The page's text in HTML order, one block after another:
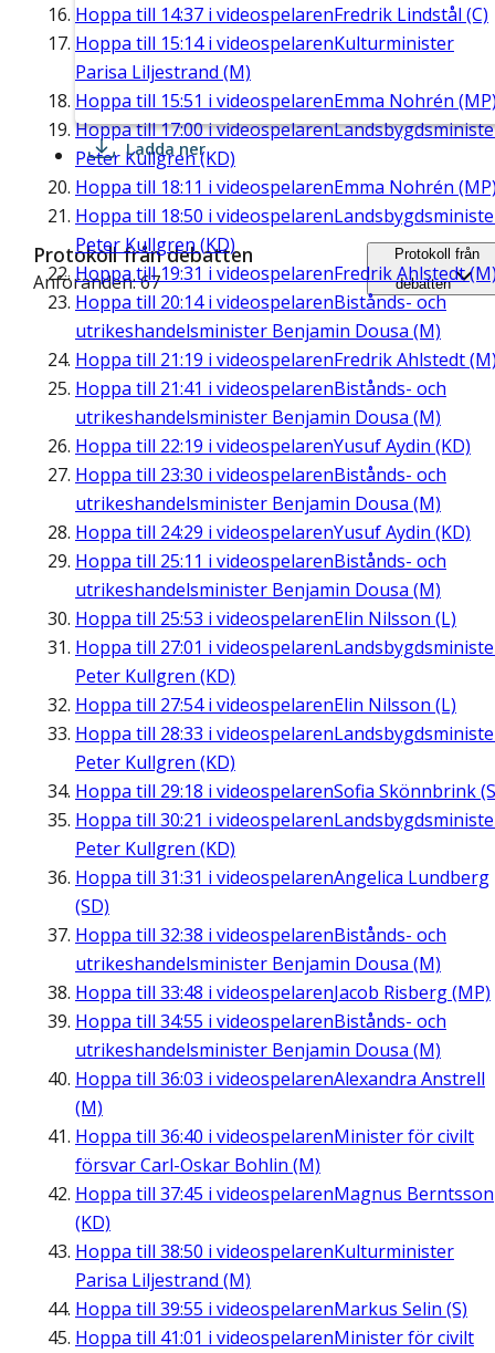
Hoppa till 14:37 i videospelarenFredrik Lindstål (C)
Hoppa till 15:14i videospelarenKulturminister
Parisa Liljestrand (M)
Hoppa till 15:51 i videospelarenEmma Nohrén
Hoppa till17:00i videospelaren
Peter Kullgren (KD)
Hoppa till 18:11 i videospelarenEmma Nohrén
Hoppa till 18:50 i videospelaren
Peter Kullgren (KD)
Hoppa till19:31 i videospelarenFredrik Ahlstedt
Hoppa till 20:14i videospelarenBistånds- och
utrikeshandelsminister Benjamin Dousa (M)
Hoppa till 21:19 i videospelarenFredrik Ahlstedt
Hoppa till 21:41 i videospelarenBistånds- och
utrikeshandelsminister Benjamin Dousa (M)
Hoppa till 22:19 i videospelarenYusuf Aydin (KD)
Hoppa till 23:30 i videospelarenBistånds- och
utrikeshandelsminister Benjamin Dousa (M)
Hoppa till 24:29 i videospelarenYusuf Aydin (KD)
Hoppa till 25:11 i videospelarenBistånds- och
utrikeshandelsminister Benjamin Dousa (M)
Hoppa till 25:53 i videospelarenElin Nilsson (L)
Hoppa till 27:01 i videospelaren
Peter Kullgren (KD)
Hoppa till 27:54i videospelarenElin Nilsson (L)
Hoppa till 28:33 i videospelaren
Peter Kullgren (KD)
Hoppa till 29:18 i videospelarenSofia Skönnbrink
Hoppa till 30:21 i videospelaren
Peter Kullgren (KD)
Hoppa till 31:31 i videospelarenAngelica Lundberg
(SD)
Hoppa till 32:38 i videospelarenBistånds- och
utrikeshandelsminister Benjamin Dousa (M)
Hoppa till 33:48 i videospelarenJacob Risberg (MP)
Hoppa till 34:55 i videospelarenBistånds- och
utrikeshandelsminister Benjamin Dousa (M)
Hoppa till 36:03 i videospelarenAlexandra Anstrell
(M)
Hoppa till 36:40 i videospelarenMinister för civilt
försvar Carl-Oskar Bohlin (M)
Hoppa till 37:45 i videospelarenMagnus Berntsson
(KD)
Hoppa till 38:50 i videospelarenKulturminister
Parisa Liljestrand (M)
Hoppa till 39:55 i videospelarenMarkus Selin (S)
Hoppa till 41:01 i videospelarenMinister för civilt
Ladda ner
Protokoll från debatten
Anföranden: 67
Protokoll från
debatten